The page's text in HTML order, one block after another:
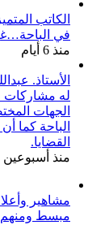
الكاتب
في
منذ 6 أيام
الأستاذ.
له مشاركات
الجهات
الباحة كما
القضايا.
منذ أسبوعين
مشاهير
مبسط ومنهم